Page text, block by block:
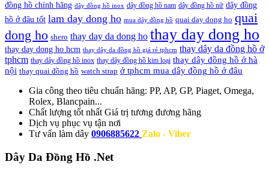
đồng hồ chính hãng dây đồng hồ inox dây đồng hồ nam dây đồng hồ nữ dây đồng
hồ ở đâu tốt lam day dong ho mua dây đồng hồ quai day dong ho quai
dong ho shero thay day da dong ho thay day dong ho
thay day dong ho hcm thay dây da đồng hồ giá rẻ tphcm thay dây da đồng hồ ở
tphcm thay dây đồng hồ inox thay dây đồng hồ kim loại thay dây đồng hồ ở hà
nội thay quai đồng hồ watch strap ở tphcm mua dây đồng hồ ở đâu
Gia công theo tiêu chuẩn hãng: PP, AP, GP, Piaget, Omega,
Rolex, Blancpain...
Chất lượng tốt nhất Giá trị tương đương hãng
Dịch vụ phục vụ tận nơi
Tư vấn làm dây 0906885622 Zalo - Viber
Dây Da Đồng Hồ .Net